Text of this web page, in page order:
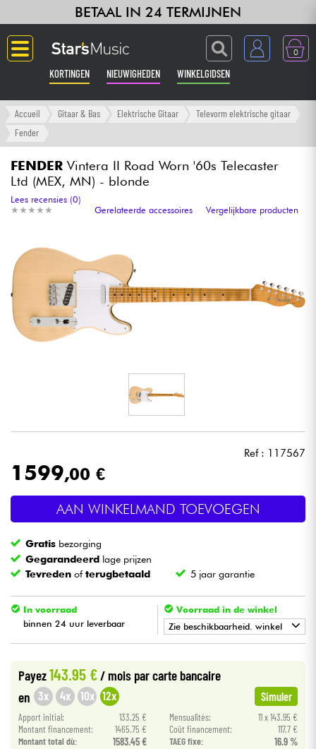
BETAAL IN 24 TERMIJNEN
0
KORTINGEN NIEUWIGHEDEN WINKELGIDSEN
Langue
Versterker & Effecten
Synths & samplers
Home-studio
Hoofdtelefoon
Licht
Drums & percussie
Blaasinstrument
Kinderen
Kabels & toebehoren
HiFi
Sets
Accueil Gitaar & Bas Elektrische Gitaar
Televorm elektrische gitaar
Fender
FENDER Vintera II Road Worn '60s Telecaster
Ltd (MEX, MN) - blonde
★ ★ ★ ★ ★
★ ★ ★ ★ ★
Lees recensies (0)
Gerelateerde accessoires
Vergelijkbare producten
Ref : 117567
1599,00 €
AAN WINKELMAND TOEVOEGEN
Gratis bezorging
Gegarandeerd lage prijzen
Tevreden ofterugbetaald 5 jaar garantie
In voorraad
binnen 24 uur leverbaar
Voorraad in de winkel
Zie beschikbaarheid. winkel
•
• Star'SMusic
Payez143.95 € / mois par carte bancaire
en 3x 4x 10x 12x Simuler
Apport initial: 133.25 € Mensualités:
11 x 143.95 €
Montant financement:
1465.75 € Coût financement:
117.7 €
Montant total dù:
1583.45 € TAEG fixe: 16.9 %